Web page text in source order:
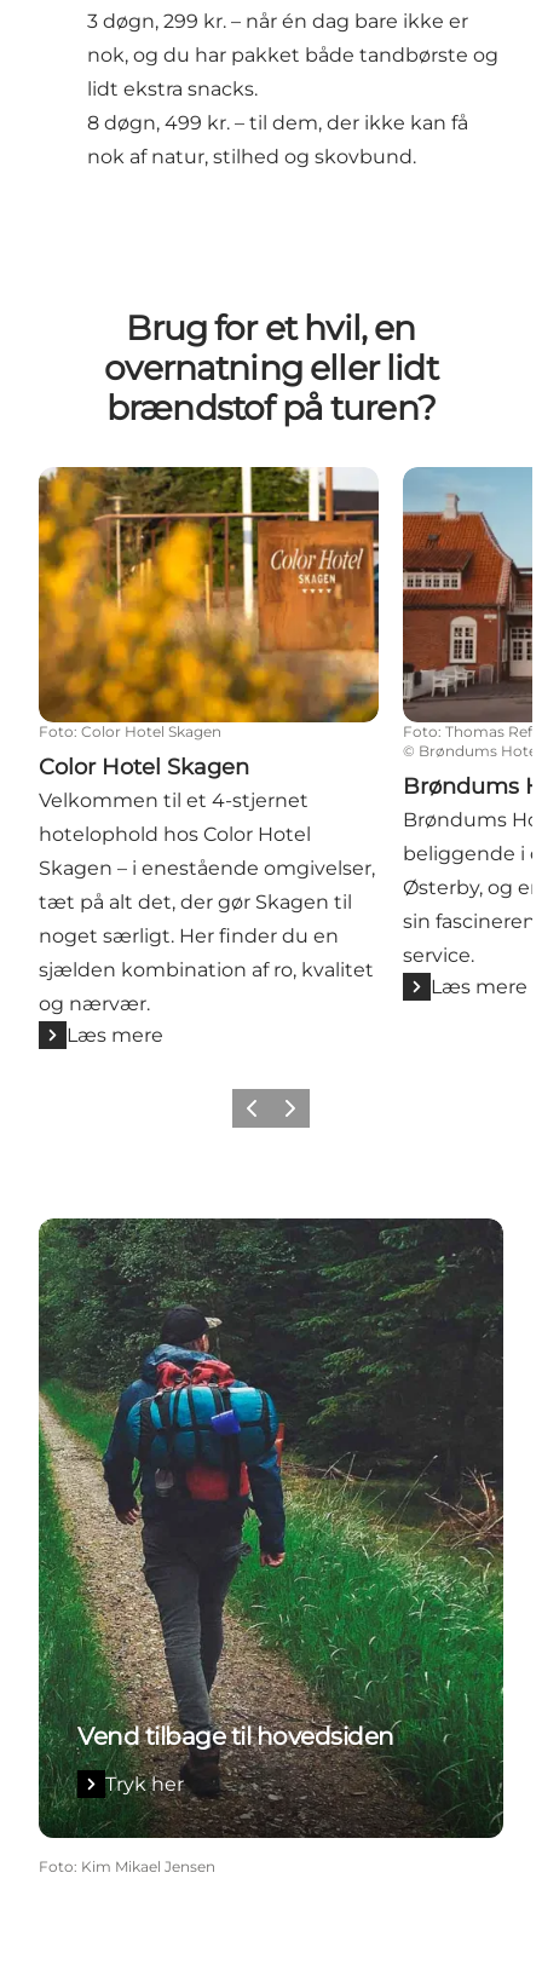
3 døgn, 299 kr. – når én dag bare ikke er
nok, og du har pakket både tandbørste og
lidt ekstra snacks.
8 døgn, 499 kr. – til dem, der ikke kan få
nok af natur, stilhed og skovbund.
Brug for et hvil, en
overnatning eller lidt
brændstof på turen?
Color Hotel Skagen
Foto: Color Hotel Skagen
Color Hotel Skagen
Velkommen til et 4-stjernet
hotelophold hos Color Hotel
Skagen – i enestående omgivelser,
tæt på alt det, der gør Skagen til
noget særligt. Her finder du en
sjælden kombination af ro, kvalitet
og nærvær.
Læs mere
Brøndums
Foto: Thomas
© Brøndums Hotel
Brøndums
Brøndums
beliggende i
Østerby, og
sin
service.
Læs mere
ForrigeNæste
Vend tilbage til hovedsiden
Vend tilbage til hovedsiden
Tryk her
Foto: Kim Mikael Jensen